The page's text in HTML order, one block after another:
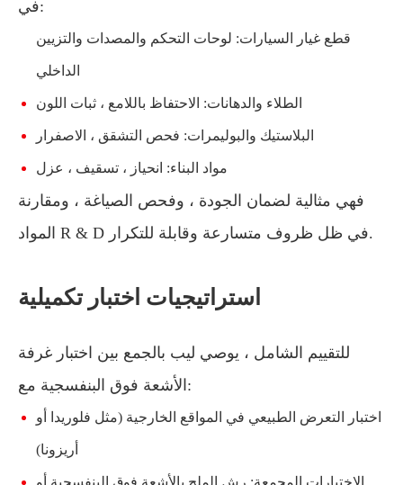
في:
قطع غيار السيارات: لوحات التحكم والمصدات والتزيين
الداخلي
الطلاء والدهانات: الاحتفاظ باللامع ، ثبات اللون
البلاستيك والبوليمرات: فحص التشقق ، الاصفرار
مواد البناء: انحياز ، تسقيف ، عزل
فهي مثالية لضمان الجودة ، وفحص الصياغة ، ومقارنة
المواد R & D في ظل ظروف متسارعة وقابلة للتكرار.
استراتيجيات اختبار تكميلية
للتقييم الشامل ، يوصي ليب بالجمع بين اختبار غرفة
الأشعة فوق البنفسجية مع:
اختبار التعرض الطبيعي في المواقع الخارجية (مثل فلوريدا أو
أريزونا)
الاختبارات المجمعة: رش الملح بالأشعة فوق البنفسجية أو